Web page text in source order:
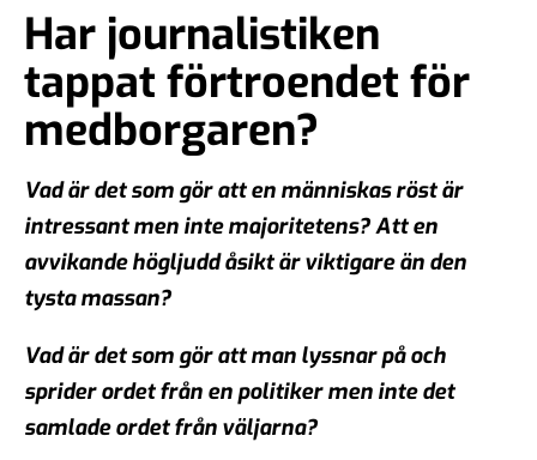
Har journalistiken
tappat förtroendet för
medborgaren?
Vad är det som gör att en människas röst är
intressant men inte majoritetens? Att en
avvikande högljudd åsikt är viktigare än den
tysta massan?
Vad är det som gör att man lyssnar på och
sprider ordet från en politiker men inte det
samlade ordet från väljarna?